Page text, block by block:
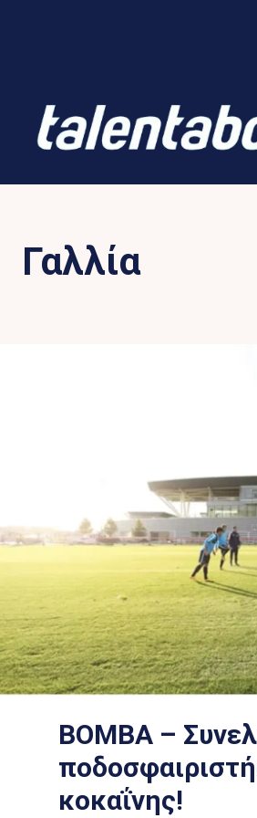
Γαλλία
ΒΟΜΒΑ –
κοκαΐνης!